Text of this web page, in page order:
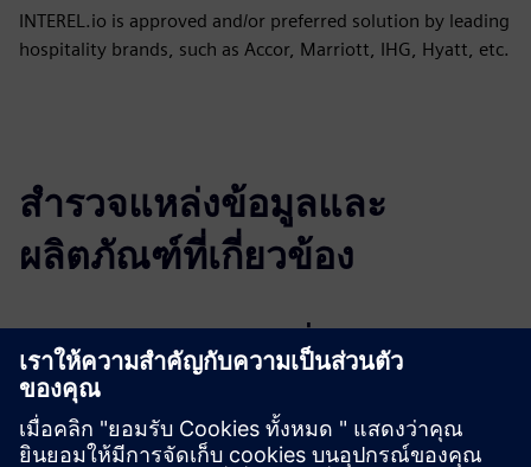
INTEREL.io is approved and/or preferred solution by leading
hospitality brands, such as Accor, Marriott, IHG, Hyatt, etc.
สำรวจแหล่งข้อมูลและ
ผลิตภัณฑ์ที่เกี่ยวข้อง
ข้อมูลและแหล่งข้อมูลเพิ่มเติม
Login to INTEREL.io
EOS Smart Thermostat with INTEREL.io dashboard
Guest Room Control System with INTEREL.io dashboard